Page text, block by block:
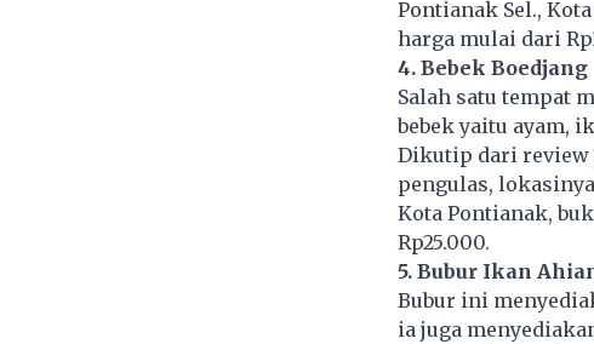
Pontianak Sel.,
harga mulai dari
4. Bebek Boedjang
Salah satu tempat
bebek yaitu ayam,
Dikutip dari review
pengulas, lokasinya
Kota Pontianak,
Rp25.000.
5. Bubur Ikan
Bubur ini
ia juga